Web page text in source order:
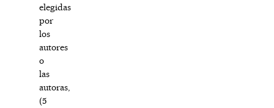
elegidas
por
los
autores
o
las
autoras,
(5